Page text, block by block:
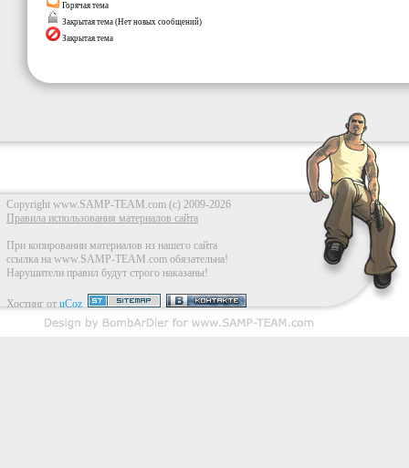
Горячая тема
Закрытая тема (Нет новых сообщений)
Закрытая тема
Copyright www.SAMP-TEAM.com (c) 2009-2026
Правила использования материалов сайта
При копировании материалов из нашего сайта
ссылка на www.SAMP-TEAM.com обязательна!
Нарушители правил будут строго наказаны!
Хостинг от uCoz